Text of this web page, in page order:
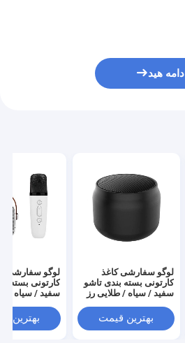
ادامه هید
لوگو سفارشی کاغذ
کارتونی بسته بندی تاشو
سفید / سیاه / طلایی رز
لوکس با بندش نوار
بهترین قیمت
لوگو سفارشی
کارتونی بسته
سفید / سیاه /
لوکس با بندش
بهترین